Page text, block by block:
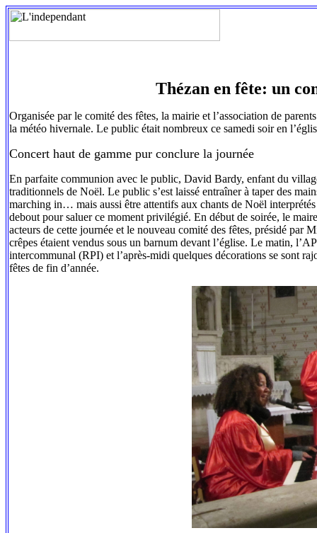
Thézan en fête: un
Organisée par le comité des fêtes, la mairie et l’association de
la météo hivernale. Le public était nombreux ce samedi soir en
Concert haut de gamme pur conclure la journée
En parfaite communion avec le public, David Bardy, enfant du
traditionnels de Noël. Le public s’est laissé entraîner à taper des
marching in… mais aussi être attentifs aux chants de Noël
debout pour saluer ce moment privilégié. En début de soirée, le
acteurs de cette journée et le nouveau comité des fêtes, présidé
crêpes étaient vendus sous un barnum devant l’église. Le matin,
intercommunal (RPI) et l’après-midi quelques décorations se sont
fêtes de fin d’année.